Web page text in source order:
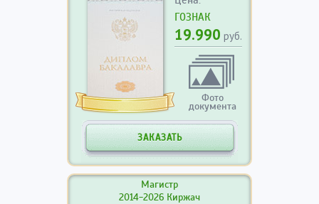
ГОЗНАК
19.990 руб.
Фото
документа
ЗАКАЗАТЬ
Магистр
2014-2026 Киржач